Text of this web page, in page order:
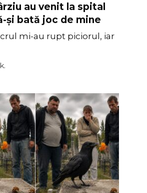
au venit la spital
și bată joc de mine
mi-au rupt piciorul, iar